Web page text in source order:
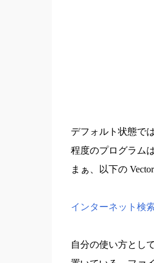
デフォルト状態で
程度のプログラム
まぁ、以下の
インターネット検
自分の使い方とし